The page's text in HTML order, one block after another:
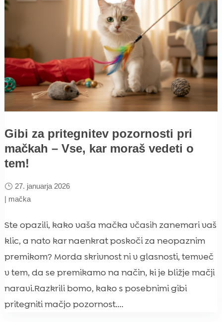
Gibi za pritegnitev pozornosti pri
mačkah – Vse, kar moraš vedeti o
tem!
27. januarja 2026
| mačka
Ste opazili, kako vaša mačka včasih zanemari vaš
klic, a nato kar naenkrat poskoči za neopaznim
premikom? Morda skrivnost ni v glasnosti, temveč
v tem, da se premikamo na način, ki je bližje mačji
naravi.Razkrili bomo, kako s posebnimi gibi
pritegniti mačjo pozornost....